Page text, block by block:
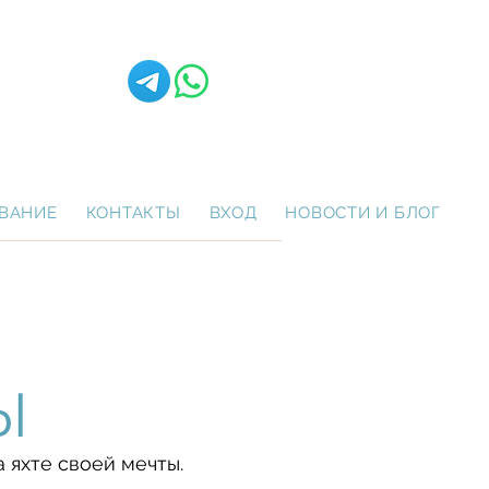
КОНТАКТЫ ВХОД НОВОСТИ И БЛОГ
своей мечты.